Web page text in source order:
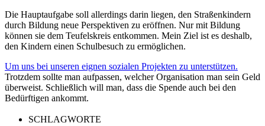
Die Hauptaufgabe soll allerdings darin liegen, den Straßenkindern
durch Bildung neue Perspektiven zu eröffnen. Nur mit Bildung
können sie dem Teufelskreis entkommen. Mein Ziel ist es deshalb,
den Kindern einen Schulbesuch zu ermöglichen.
Um uns bei unseren eignen sozialen Projekten zu unterstützen.
Trotzdem sollte man aufpassen, welcher Organisation man sein Geld
überweist. Schließlich will man, dass die Spende auch bei den
Bedürftigen ankommt.
SCHLAGWORTE